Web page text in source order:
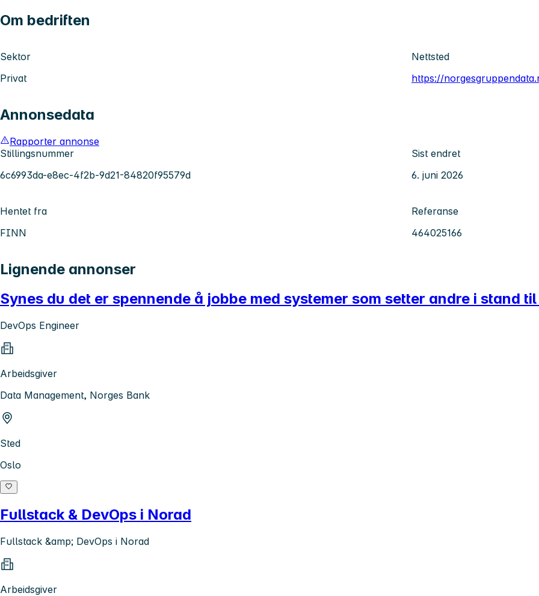
Om bedriften
Sektor
Privat
Nettsted
https://
Annonsedata
Rapporter annonse
Stillingsnummer
6c6993da-e8ec-4f2b-9d21-84820f95579d
Sist endret
6. juni 2026
Hentet fra
FINN
Referanse
464025166
Lignende annonser
Synes du det er spennende å jobbe med systemer som setter andre i stand
DevOps Engineer
Arbeidsgiver
Data Management, Norges Bank
Sted
Oslo
Fullstack & DevOps i Norad
Fullstack &amp; DevOps i Norad
Arbeidsgiver